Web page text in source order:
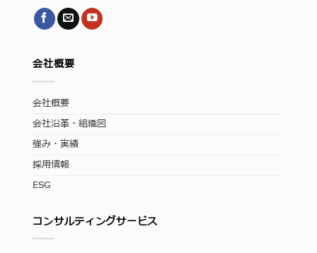
会社概要
会社概要
会社沿革・組織図
強み・実績
採用情報
ESG
コンサルティングサービス